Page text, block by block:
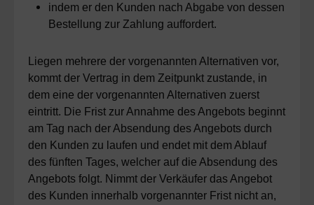
indem er den Kunden nach Abgabe von dessen
Bestellung zur Zahlung auffordert.
Liegen mehrere der vorgenannten Alternativen vor,
kommt der Vertrag in dem Zeitpunkt zustande, in
dem eine der vorgenannten Alternativen zuerst
eintritt. Die Frist zur Annahme des Angebots beginnt
am Tag nach der Absendung des Angebots durch
den Kunden zu laufen und endet mit dem Ablauf
des fünften Tages, welcher auf die Absendung des
Angebots folgt. Nimmt der Verkäufer das Angebot
des Kunden innerhalb vorgenannter Frist nicht an,